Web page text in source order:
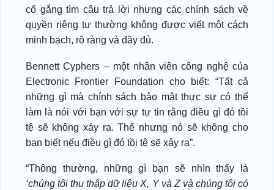
cố gắng tìm câu trả lời nhưng các chính sách về
quyền riêng tư thường không được viết một cách
minh bạch, rõ ràng và đầy đủ.
Bennett Cyphers – một nhân viên công nghệ của
Electronic Frontier Foundation cho biết: “Tất cả
những gì mà chính sách bảo mật thực sự có thể
làm là nói với bạn với sự tự tin rằng điều gì đó tồi
tệ sẽ không xảy ra. Thế nhưng nó sẽ không cho
bạn biết nếu điều gì đó tồi tệ sẽ xảy ra”.
“Thông thường, những gì bạn sẽ nhìn thấy là
‘chúng tôi thu thập dữ liệu X, Y và Z và chúng tôi có